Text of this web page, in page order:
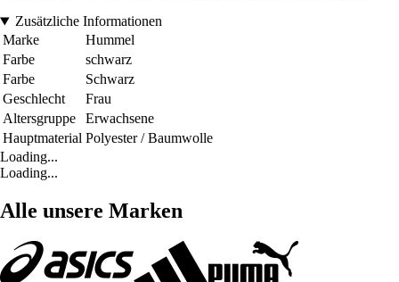
Zusätzliche Informationen
Marke
Hummel
Farbe
schwarz
Farbe
Schwarz
Geschlecht
Frau
Altersgruppe
Erwachsene
Hauptmaterial Polyester / Baumwolle
Loading...
Loading...
Alle unsere Marken